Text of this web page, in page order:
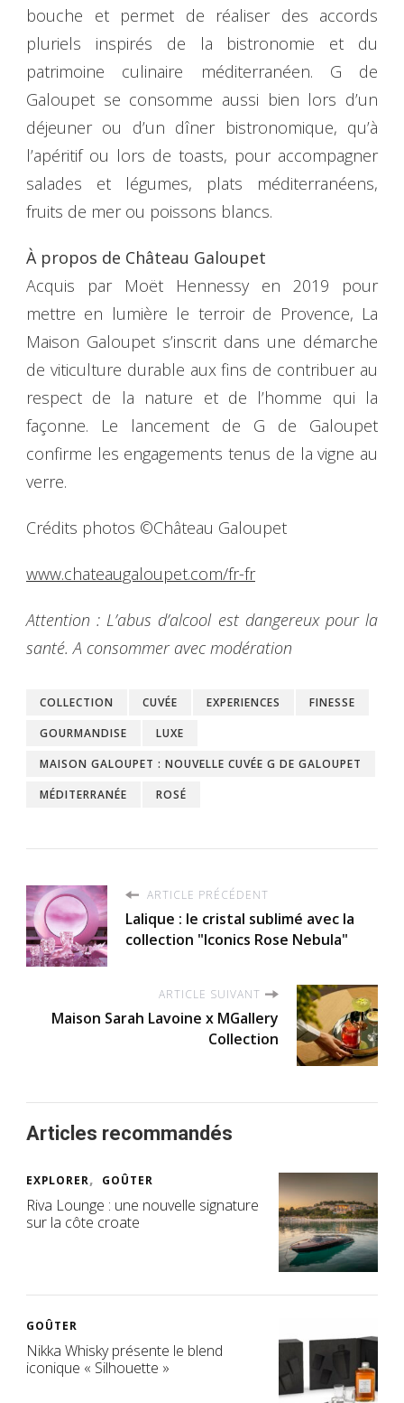
bouche et permet de réaliser des accords
pluriels inspirés de la bistronomie et du
patrimoine culinaire méditerranéen. G de
Galoupet se consomme aussi bien lors d’un
déjeuner ou d’un dîner bistronomique, qu’à
l’apéritif ou lors de toasts, pour accompagner
salades et légumes, plats méditerranéens,
fruits de mer ou poissons blancs.
À propos de Château Galoupet
Acquis par Moët Hennessy en 2019 pour
mettre en lumière le terroir de Provence, La
Maison Galoupet s’inscrit dans une démarche
de viticulture durable aux fins de contribuer au
respect de la nature et de l’homme qui la
façonne. Le lancement de G de Galoupet
confirme les engagements tenus de la vigne au
verre.
Crédits photos ©Château Galoupet
www.chateaugaloupet.com/fr-fr
Attention : L’abus d’alcool est dangereux pour la
santé. A consommer avec modération
COLLECTION CUVÉE EXPERIENCES
FINESSE
GOURMANDISE
LUXE
MAISON GALOUPET : NOUVELLE CUVÉE G DE GALOUPET
MÉDITERRANÉE
ROSÉ
ARTICLE PRÉCÉDENT
Lalique : le cristal sublimé avec la
collection "Iconics Rose Nebula"
ARTICLE SUIVANT
Maison Sarah Lavoine x MGallery
Collection
Articles recommandés
EXPLORER GOÛTER
Riva Lounge : une nouvelle signature
sur la côte croate
GOÛTER
Nikka Whisky présente le blend
iconique « Silhouette »